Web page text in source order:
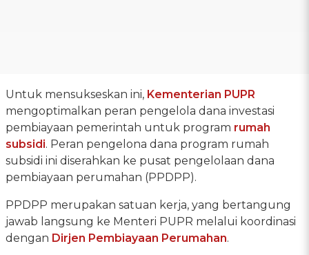
Untuk mensukseskan ini, Kementerian PUPR
mengoptimalkan peran pengelola dana investasi
pembiayaan pemerintah untuk program rumah
subsidi. Peran pengelona dana program rumah
subsidi ini diserahkan ke pusat pengelolaan dana
pembiayaan perumahan (PPDPP).
PPDPP merupakan satuan kerja, yang bertangung
jawab langsung ke Menteri PUPR melalui koordinasi
dengan Dirjen Pembiayaan Perumahan.